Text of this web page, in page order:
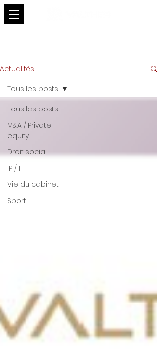
Actualités
Tous les posts
M&A / Private
equity
Droit social
IP / IT
Vie du cabinet
Sport
Tous les posts